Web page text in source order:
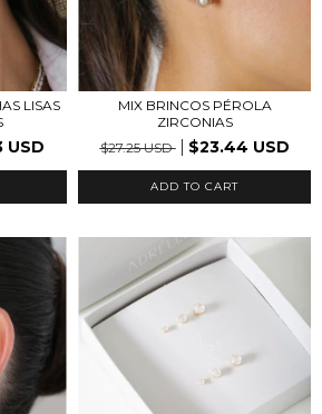
LISAS
USD
MIX BRINCOS PÉROLA
ZIRCONIAS
$27.25 USD
$23.44 USD
ADD TO CART